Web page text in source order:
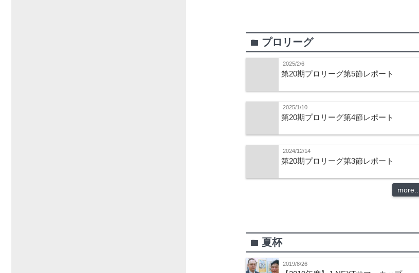
folder プロリーグ
2025/2/6
第20期プロリーグ第5節レポート
2025/1/10
第20期プロリーグ第4節レポート
2024/12/14
第20期プロリーグ第3節レポート
more...
folder 夏杯
2019/8/26